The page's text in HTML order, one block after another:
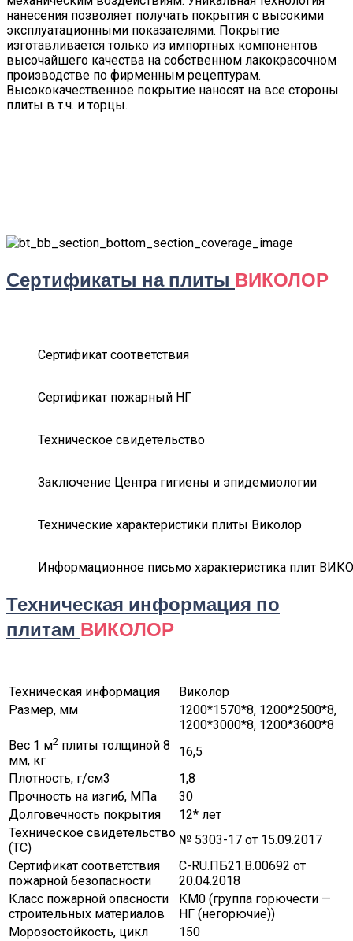
нанесения позволяет получать покрытия с высокими
эксплуатационными показателями. Покрытие
изготавливается только из импортных компонентов
высочайшего качества на собственном лакокрасочном
производстве по фирменным рецептурам.
Высококачественное покрытие наносят на все стороны
плиты в т.ч. и торцы.
Сертификаты на плиты ВИКОЛОР
Сертификат соответствия
Сертификат пожарный НГ
Техническое свидетельство
Заключение Центра гигиены и эпидемиологии
Технические характеристики плиты Виколор
Информационное письмо характеристика плит
Техническая информация по
плитам ВИКОЛОР
Техническая информация
Виколор
Размер, мм
1200*1570*8, 1200*2500*8,
1200*3000*8, 1200*3600*8
Вес 1 м2 плиты толщиной 8
мм, кг
16,5
Плотность, г/см3
1,8
Прочность на изгиб, МПа
30
Долговечность покрытия
12* лет
Техническое свидетельство
(ТС)
№ 5303-17 от 15.09.2017
Сертификат соответствия
пожарной безопасности
C-RU.ПБ21.В.00692 от
20.04.2018
Класс пожарной опасности
строительных материалов
КМ0 (группа горючести —
НГ (негорючие))
Морозостойкость, цикл
150